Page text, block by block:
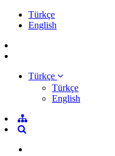
Türkçe
English
Türkçe
Türkçe
English